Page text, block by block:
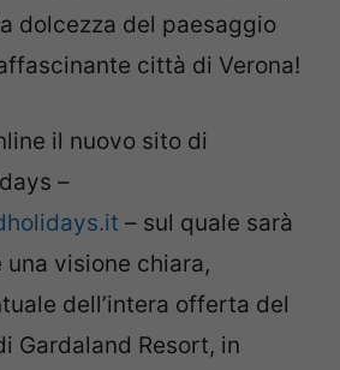
dolcezza del paesaggio
città di Verona!
il nuovo sito di
–
– sul quale sarà
visione chiara,
dell’intera offerta del
Gardaland Resort, in